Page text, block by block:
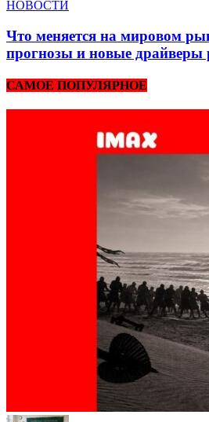
НОВОСТИ
Что меняется на мировом
прогнозы и новые драйверы
САМОЕ ПОПУЛЯРНОЕ